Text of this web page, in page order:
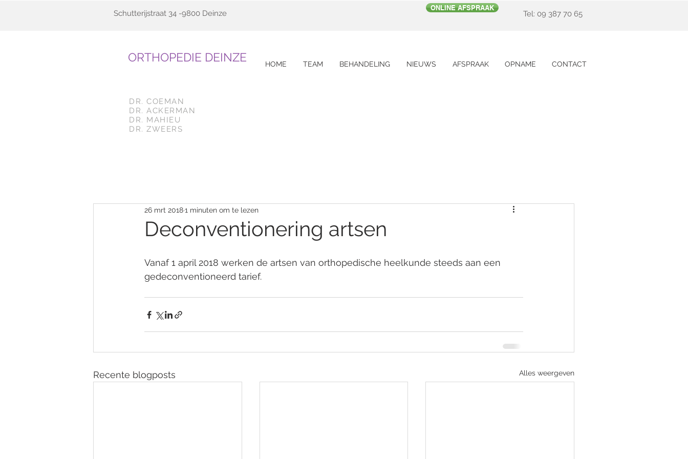
Schutterijstraat 34 -9800 Deinze
ONLINE AFSPRAAK
Tel: 09 387 70 65
ORTHOPEDIE DEINZE HOME TEAM BEHANDELING NIEUWS AFSPRAAK OPNAME CONTACT
DR. COEMAN
DR. ACKERMAN
DR. MAHIEU
DR. ZWEERS
Deconventionering artsen
26 mrt 20181 minuten om te lezen
Vanaf 1 april 2018 werken de artsen van orthopedische heelkunde steeds aan een
gedeconventioneerd tarief.
Recente blogposts Alles weergeven